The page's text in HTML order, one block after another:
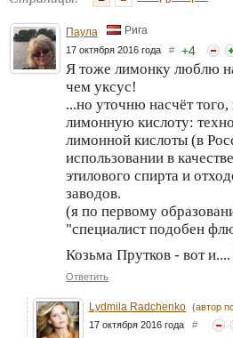
Паула Рига
17 октября 2016 года # +4
Я тоже лимонку люблю
чем уксус!
...но уточню насчёт того,
лимонную кислоту:
лимонной кислоты (в
использовании в
этилового спирта и
заводов.
(я по первому
"специалист подобен
Козьма Прутков - вот и....
Ответить
Lydmila Radchenko (автор
17 октября 2016 года #